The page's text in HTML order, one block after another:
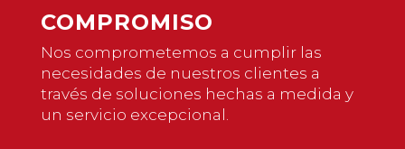
COMPROMISO
Nos comprometemos a cumplir las
necesidades de nuestros clientes a
través de soluciones hechas a medida y
un servicio excepcional.